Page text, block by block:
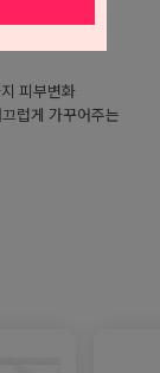
피부변화
럽게 가꾸어주는